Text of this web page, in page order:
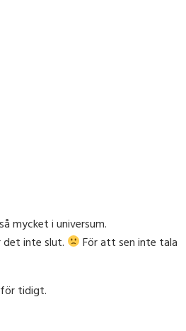
mycket i universum.
det inte slut.
För att sen inte tala
tidigt.